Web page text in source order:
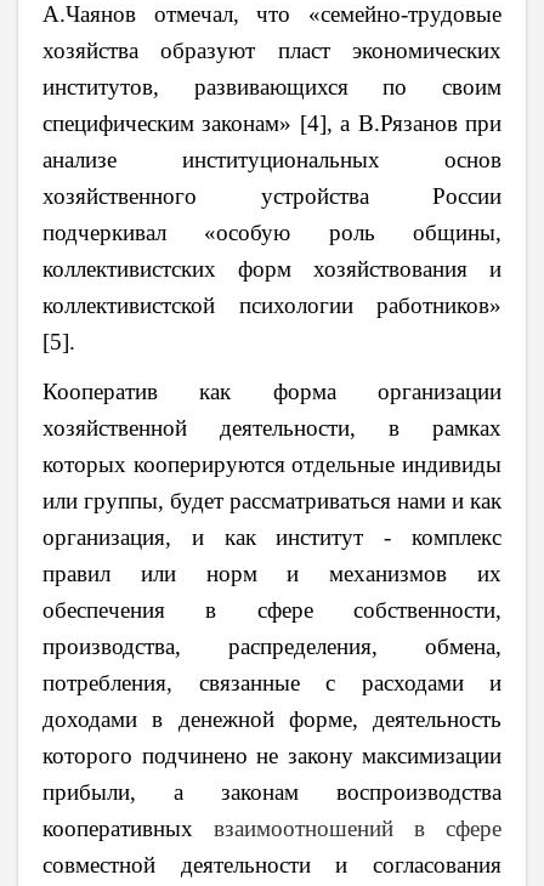
А.Чаянов отмечал, что «семейно-трудовые
хозяйства образуют пласт экономических
институтов, развивающихся по своим
специфическим законам» [4], а В.Рязанов при
анализе институциональных основ
хозяйственного устройства России
подчеркивал «особую роль общины,
коллективистских форм хозяйствования и
коллективистской психологии работников»
[5].
Кооператив как форма организации
хозяйственной деятельности, в рамках
которых кооперируются отдельные индивиды
или группы, будет рассматриваться нами и как
организация, и как институт - комплекс
правил или норм и механизмов их
обеспечения в сфере собственности,
производства, распределения, обмена,
потребления, связанные с расходами и
доходами в денежной форме, деятельность
которого подчинено не закону максимизации
прибыли, а законам воспроизводства
кооперативных взаимоотношений в сфере
совместной деятельности и согласования